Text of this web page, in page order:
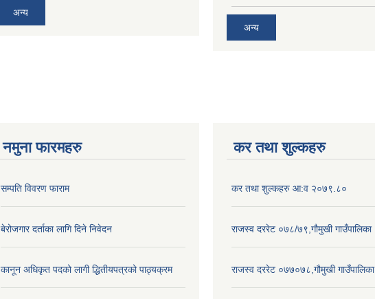
अन्य
अन्य
नमुना फारमहरु
सम्पति विवरण फाराम
बेरोजगार दर्ताका लागि दिने निवेदन
कानून अधिकृत पदको लागी द्धितीयपत्रको पाठ्यक्रम
कर तथा शुल्कहरु
कर तथा शुल्कहरु आ:व २०७९.८०
राजस्व दररेट ०७८/७९,गौमुखी गाउँपालिका
राजस्व दररेट ०७७०७८,गौमुखी गाउँपालिका